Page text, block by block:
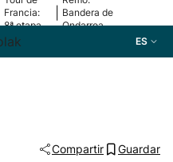
Francia:
8ª etapa
Bandera de
Ondarroa
ES
Compartir Guardar